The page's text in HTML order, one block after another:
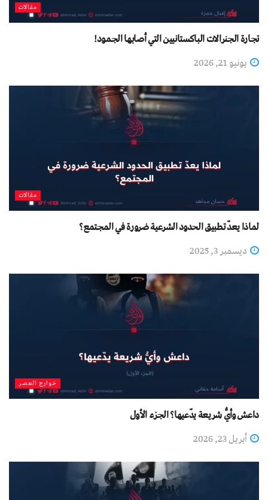
مقالات
تجارة الجنرالات الباكستانيين التي أصابها الجمود!
يونيو 21, 2026
مقالات
لماذا يعدّ تطبيق الحدود الشرعية ضرورة في المجتمع؟
ديسمبر 3, 2025
خوارج العصر
داعش وأيُّ شريعة يدّعيها؟ الجزء الأول
أبريل 23, 2026